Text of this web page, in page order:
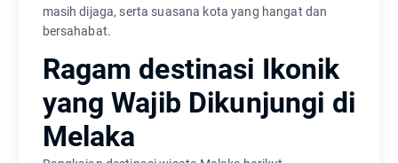
masih dijaga, serta suasana kota yang hangat dan
bersahabat.
Ragam destinasi Ikonik
yang Wajib Dikunjungi di
Melaka